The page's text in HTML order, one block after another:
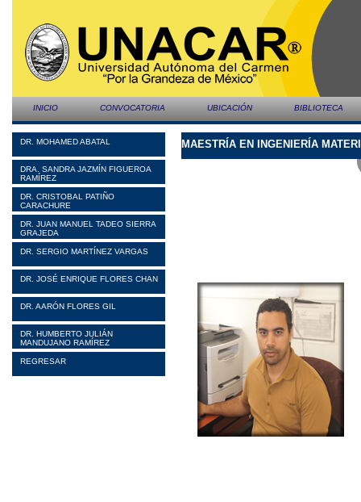
INICIO CONVOCATORIA UBICACIÓN BIBLIOTECA
DR. MOHAMED ABATAL
DRA. SANDRA JAZMÍN FIGUEROA
RAMÍREZ
DR. CRISTOBAL PATIÑO
CARACHURE
DR. JUAN MANUEL TADEO SIERRA
GRAJEDA
DR. SERGIO MARTÍNEZ VARGAS
DR. JOSÉ ENRIQUE FLORES CHAN
DR. AARÓN FLORES GIL
DR. HUMBERTO JULIÁN
MANDUJANO RAMÍREZ
REGRESAR
MAESTRÍA EN INGENIERÍA